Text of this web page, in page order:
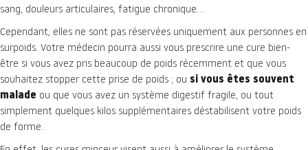
sang, douleurs articulaires, fatigue chronique…
Cependant, elles ne sont pas réservées uniquement aux personnes en
surpoids. Votre médecin pourra aussi vous prescrire une cure bien-
être si vous avez pris beaucoup de poids récemment et que vous
souhaitez stopper cette prise de poids ; ou si vous êtes souvent
malade ou que vous avez un système digestif fragile, ou tout
simplement quelques kilos supplémentaires déstabilisent votre poids
de forme.